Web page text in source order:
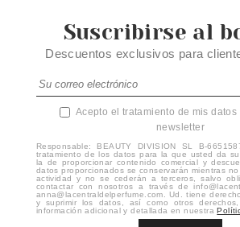
Suscribirse al
Descuentos exclusivos para
Acepto el tratamiento de mis
newsletter
Responsable: BEAUTY DIVISION SL B-
tratamiento de los datos para la que usted da
la de proporcionar contenido comercial y
datos proporcionados se conservarán mientras
actividad y no se cederán a terceros, salvo
contactar con nosotros a través de
anna@lacentraldelperfume.com. Ud. tiene
y suprimir los datos, así como otros
información adicional y detallada en nuestra